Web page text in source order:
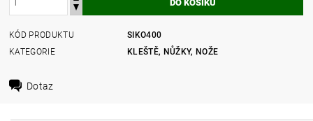
KÓD PRODUKTU
SIKO400
KATEGORIE
KLEŠTĚ, NŮŽKY, NOŽE
Dotaz